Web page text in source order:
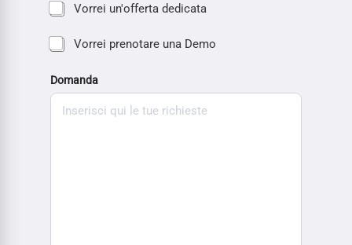
Vorrei un'offerta dedicata
Vorrei prenotare una Demo
Domanda